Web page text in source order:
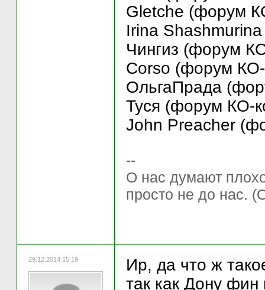
Gletche (форум
Irina
Чингиз (форум
Corso (форум
ОльгаПрада
Туся (форум КО-
John Preacher
--
О нас думают
просто не до нас.
29.12.2014 15:19
Ир, да что ж
так как Дону